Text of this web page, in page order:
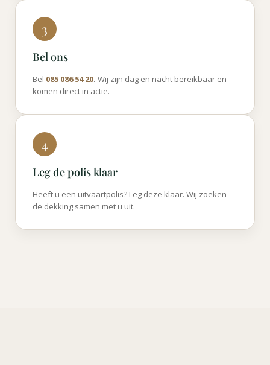
3
Bel ons
Bel 085 086 54 20. Wij zijn dag en nacht bereikbaar en
komen direct in actie.
4
Leg de polis klaar
Heeft u een uitvaartpolis? Leg deze klaar. Wij zoeken
de dekking samen met u uit.